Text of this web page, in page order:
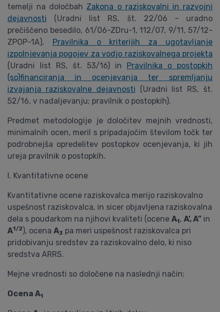
temelji na določbah Zakona o raziskovalni in razvojni
dejavnosti (Uradni list RS, št. 22/06 - uradno
prečiščeno besedilo, 61/06-ZDru-1, 112/07, 9/11, 57/12-
ZPOP-1A), Pravilnika o kriterijih za ugotavljanje
izpolnjevanja pogojev za vodjo raziskovalnega projekta
(Uradni list RS, št. 53/16) in Pravilnika o postopkih
(so)financiranja in ocenjevanja ter spremljanju
izvajanja raziskovalne dejavnosti (Uradni list RS, št.
52/16, v nadaljevanju; pravilnik o postopkih).
Predmet metodologije je določitev mejnih vrednosti,
minimalnih ocen, meril s pripadajočim številom točk ter
podrobnejša opredelitev postopkov ocenjevanja, ki jih
ureja pravilnik o postopkih.
I. Kvantitativne ocene
Kvantitativne ocene raziskovalca merijo raziskovalno
uspešnost raziskovalca, in sicer objavljena raziskovalna
dela s poudarkom na njihovi kvaliteti (ocene A1, A', A" in
A1/2), ocena A3 pa meri uspešnost raziskovalca pri
pridobivanju sredstev za raziskovalno delo, ki niso
sredstva ARRS.
Mejne vrednosti so določene na naslednji način:
Ocena A1